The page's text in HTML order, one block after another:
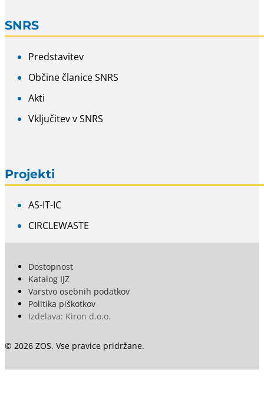
SNRS
Predstavitev
Občine članice SNRS
Akti
Vključitev v SNRS
Projekti
AS-IT-IC
CIRCLEWASTE
© 2026 ZOS. Vse pravice pridržane.
Dostopnost
Katalog IJZ
Varstvo osebnih podatkov
Politika piškotkov
Izdelava: Kiron d.o.o.